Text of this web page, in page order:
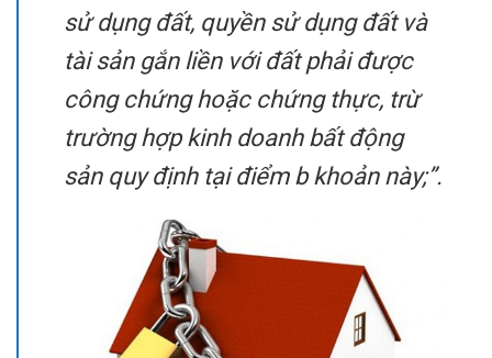
sử dụng đất, quyền sử dụng đất và
tài sản gắn liền với đất phải được
công chứng hoặc chứng thực, trừ
trường hợp kinh doanh bất động
sản quy định tại điểm b khoản này;”.